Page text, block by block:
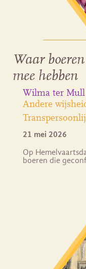
Waar
mee hebben
Wilma ter Mull
Andere
21 mei 2026
Op
boeren die